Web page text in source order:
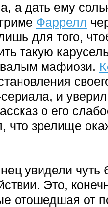
а дать ему
Фаррелл
для того,
такую
мафиози.
и
о его
что зрелище
увидели чуть
Это,
отошедшая от